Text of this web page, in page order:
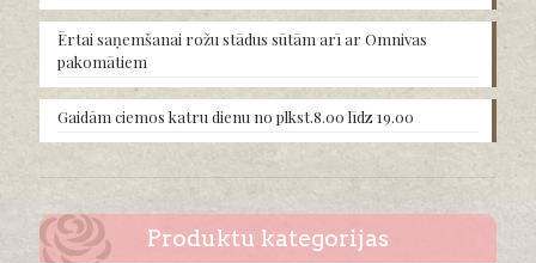
product
page
Ērtai saņemšanai rožu stādus sūtām arī ar Omnivas
pakomātiem
Gaidām ciemos katru dienu no plkst.8.00 līdz 19.00
Produktu kategorijas